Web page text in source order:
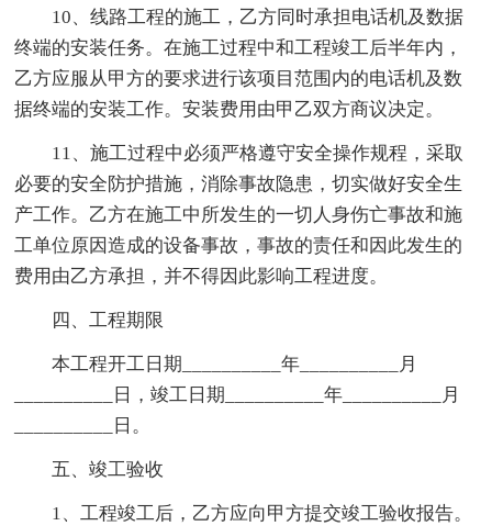
10、线路工程的施工，乙方同时承担电话机及数据
终端的安装任务。在施工过程中和工程竣工后半年内，
乙方应服从甲方的要求进行该项目范围内的电话机及数
据终端的安装工作。安装费用由甲乙双方商议决定。
11、施工过程中必须严格遵守安全操作规程，采取
必要的安全防护措施，消除事故隐患，切实做好安全生
产工作。乙方在施工中所发生的一切人身伤亡事故和施
工单位原因造成的设备事故，事故的责任和因此发生的
费用由乙方承担，并不得因此影响工程进度。
四、工程期限
本工程开工日期__________年__________月
__________日，竣工日期__________年__________月
__________日。
五、竣工验收
1、工程竣工后，乙方应向甲方提交竣工验收报告。